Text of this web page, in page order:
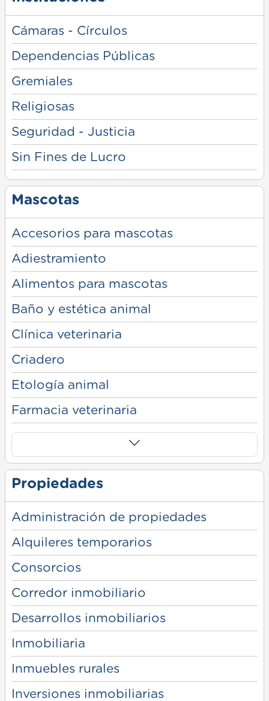
Cámaras - Círculos
Dependencias Públicas
Gremiales
Religiosas
Seguridad - Justicia
Sin Fines de Lucro
Mascotas
Accesorios para mascotas
Adiestramiento
Alimentos para mascotas
Baño y estética animal
Clínica veterinaria
Criadero
Etología animal
Farmacia veterinaria
Propiedades
Administración de propiedades
Alquileres temporarios
Consorcios
Corredor inmobiliario
Desarrollos inmobiliarios
Inmobiliaria
Inmuebles rurales
Inversiones inmobiliarias